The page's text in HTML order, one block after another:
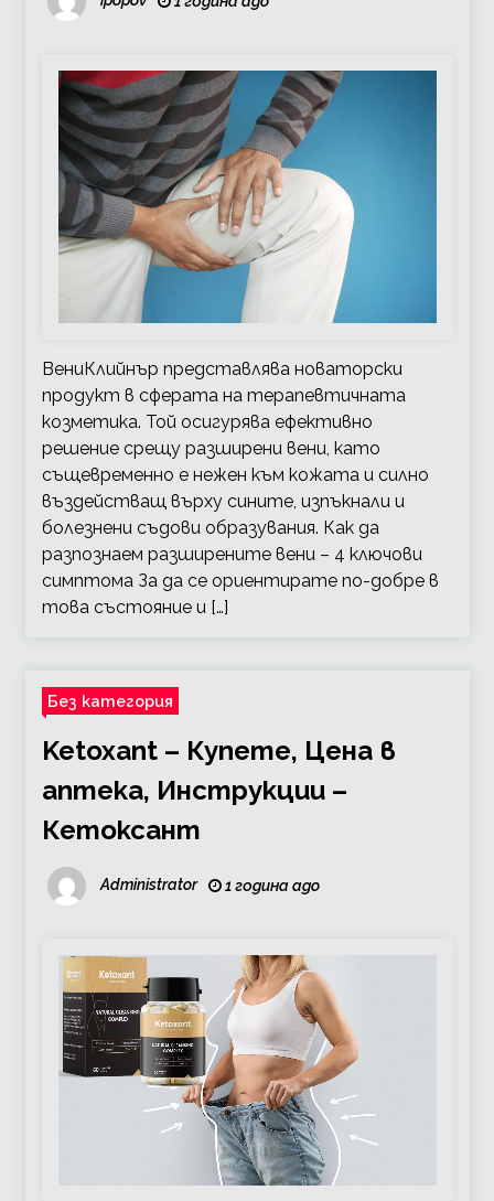
ВениКлийнър представлява новаторски
продукт в сферата на терапевтичната
козметика. Той осигурява ефективно
решение срещу разширени вени, като
същевременно е нежен към кожата и силно
въздействащ върху сините, изпъкнали и
болезнени съдови образувания. Как да
разпознаем разширените вени – 4 ключови
симптома За да се ориентирате по-добре в
това състояние и […]
Без категория
Ketoxant – Купете, Цена в
аптека, Инструкции –
Кетоксант
Administrator 1 година ago